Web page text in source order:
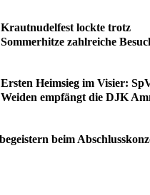
Krautnudelfest lockte trotz
Sommerhitze zahlreiche
Ersten Heimsieg im Visier:
Weiden empfängt die DJK